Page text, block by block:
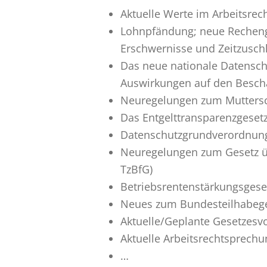
Aktuelle Werte im
Lohnpfändung; neue
Erschwernisse und
Das neue nationale
Auswirkungen auf den
Neuregelungen zum
Das
Neuregelungen zum Gesetz
TzBfG)
Neues zum
Aktuelle/Geplante
Aktuelle
…